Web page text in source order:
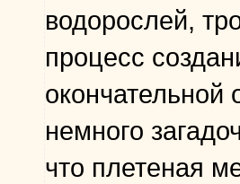
водорослей,
процесс
окончательной
немного
что плетеная